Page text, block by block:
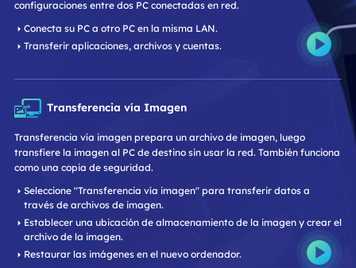
configuraciones entre dos PC conectadas en red.
Conecta su PC a otro PC en la misma LAN.
Transferir aplicaciones, archivos y cuentas.
Transferencia vía Imagen
Transferencia vía imagen prepara un archivo de imagen, luego
transfiere la imagen al PC de destino sin usar la red. También funciona
como una copia de seguridad.
Seleccione "Transferencia vía imagen" para transferir datos a
través de archivos de imagen.
Establecer una ubicación de almacenamiento de la imagen y crear el
archivo de la imagen.
Restaurar las imágenes en el nuevo ordenador.